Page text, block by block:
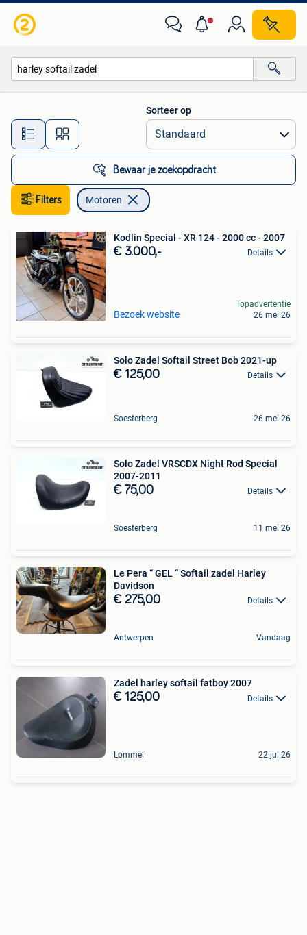
Alle afstanden…
Sorteer op
Bewaar je zoekopdracht
Filters Motoren
Kodlin Special - XR 124 - 2000 cc - 2007
€ 3.000,- Details
Bezoek website
Topadvertentie
26 mei 26
Solo Zadel Softail Street Bob 2021-up
€ 125,00 Details
Soesterberg 26 mei 26
Solo Zadel VRSCDX Night Rod Special
2007-2011
€ 75,00 Details
Soesterberg 11 mei 26
Le Pera “ GEL “ Softail zadel Harley
Davidson
€ 275,00 Details
Antwerpen Vandaag
Zadel harley softail fatboy 2007
€ 125,00 Details
Lommel 22 jul 26